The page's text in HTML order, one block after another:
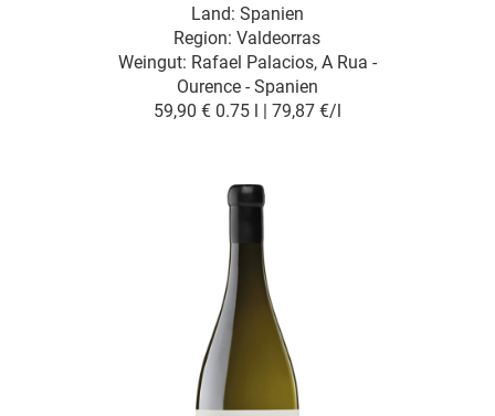
Region: Valdeorras
Land: Spanien
Weingut: Rafael Palacios, A Rua -
Ourence - Spanien
59,90 € 0.75 l | 79,87 €/l